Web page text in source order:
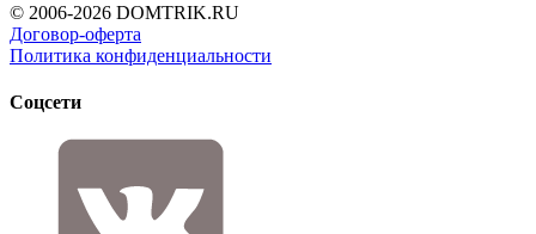
© 2006-2026 DOMTRIK.RU
Договор-оферта
Политика конфиденциальности
Соцсети